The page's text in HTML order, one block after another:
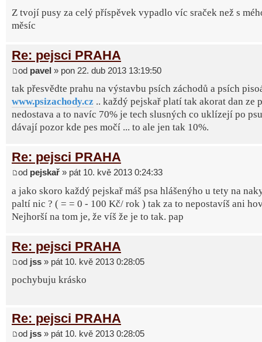
Z tvojí pusy za celý příspěvek vypadlo víc sraček než s
měsíc
Re: pejsci PRAHA
od pavel » pon 22. dub 2013 13:19:50
tak přesvědte prahu na výstavbu psích záchodů a psích
www.psizachody.cz .. každý pejskař platí tak akorat dan ze
nedostava a to navíc 70% je tech slusných co uklízejí po
dávají pozor kde pes močí ... to ale jen tak 10%.
Re: pejsci PRAHA
od pejskař » pát 10. kvě 2013 0:24:33
a jako skoro každý pejskař máš psa hlášenýho u tety na
paltí nic ? ( = = 0 - 100 Kč/ rok ) tak za to nepostavíš ani
Nejhorší na tom je, že víš že je to tak. pap
Re: pejsci PRAHA
od jss » pát 10. kvě 2013 0:28:05
pochybuju krásko
Re: pejsci PRAHA
od jss » pát 10. kvě 2013 0:28:05